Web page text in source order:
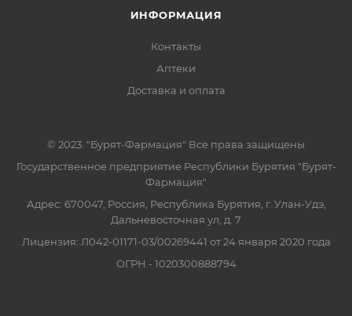
ИНФОРМАЦИЯ
Контакты
Аптеки
Доставка и оплата
© 2023. "Бурят-Фармация" Все права защищены
Государственное предприятие Республики Бурятия "Бурят-
Фармация"
Адрес: 670047, Россия, Республика Бурятия, г. Улан-Удэ,
Дальневосточная ул, д. 7
Лицензия: Л042-01171-03/00269441 от 24 января 2020 года
ОГРН - 1020300888794